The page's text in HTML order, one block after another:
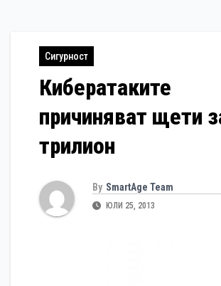
Сигурност
Кибератаките
причиняват щети
трилион
By SmartAge Team
ЮЛИ 25, 2013